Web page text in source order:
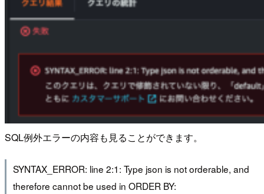
SQL例外エラーの内容も見ることができます。
SYNTAX_ERROR: line 2:1: Type json is not orderable, and
therefore cannot be used in ORDER BY: